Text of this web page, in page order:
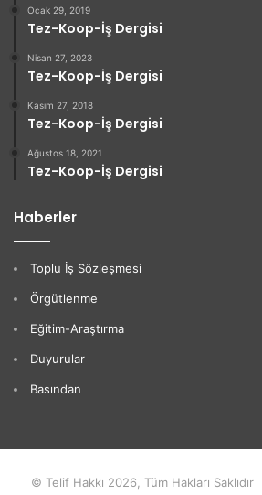
Ocak 29, 2019
Tez-Koop-İş Dergisi
Nisan 27, 2023
Tez-Koop-İş Dergisi
Kasım 27, 2018
Tez-Koop-İş Dergisi
Ağustos 18, 2021
Tez-Koop-İş Dergisi
Haberler
Toplu İş Sözleşmesi
Örgütlenme
Eğitim-Araştırma
Duyurular
Basından
© Telif Hakkı 2026, Tüm Hakları Saklıdır |